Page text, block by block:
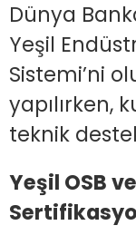
Dünya
Yeşil
Sistemi’ni
yapılırken,
teknik
Yeşil OSB